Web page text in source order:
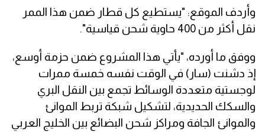
وأردف الموقع: "يستطيع كل قطار ضمن هذا الممر
نقل أكثر من 400 حاوية شحن قياسية".
ووفق ما أورده، "يأتي هذا المشروع ضمن حزمة أوسع،
إذ دشنت (سار) في الوقت نفسه خمسة ممرات
لوجستية متعددة الوسائط تجمع بين النقل البري
والسكك الحديدية، لتشكيل شبكة تربط الموانئ
والموانئ الجافة ومراكز شحن البضائع بين الخليج العربي